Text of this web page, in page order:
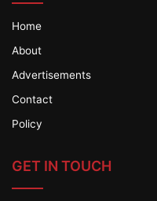
Home
About
Advertisements
Contact
Policy
GET IN TOUCH